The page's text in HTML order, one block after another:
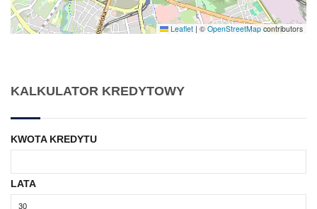
Leaflet | © OpenStreetMapcontributors
KALKULATOR KREDYTOWY
KWOTA KREDYTU
LATA